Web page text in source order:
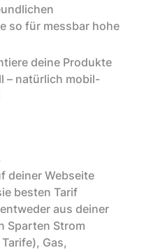
so für messbar hohe
deine Produkte
– natürlich mobil-
deiner Webseite
besten Tarif
aus deiner
Sparten Strom
Gas,